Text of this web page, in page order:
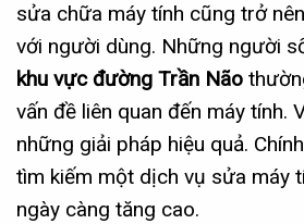
sửa chữa máy tính cũng trở
với người dùng. Những người
khu vực đường Trần Não
vấn đề liên quan đến máy tính.
những giải pháp hiệu quả.
tìm kiếm một dịch vụ sửa máy
ngày càng tăng cao.